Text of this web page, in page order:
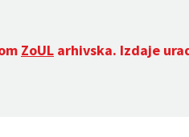
ZoUL arhivska. Izdaje